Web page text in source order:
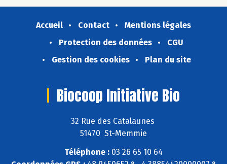
Accueil Contact
Mentions légales
Protection des données
CGU
Gestion des cookies
Plan du site
Biocoop Initiative Bio
32 Rue des Catalaunes
51470 St-Memmie
Téléphone : 03 26 65 10 64